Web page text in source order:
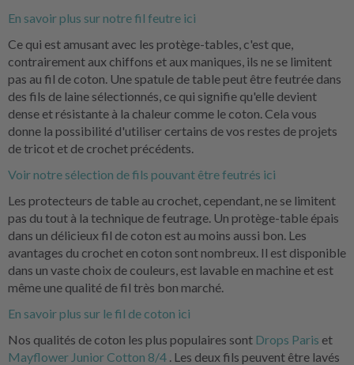
En savoir plus sur notre fil feutre ici
Ce qui est amusant avec les protège-tables, c'est que,
contrairement aux chiffons et aux maniques, ils ne se limitent
pas au fil de coton. Une spatule de table peut être feutrée dans
des fils de laine sélectionnés, ce qui signifie qu'elle devient
dense et résistante à la chaleur comme le coton. Cela vous
donne la possibilité d'utiliser certains de vos restes de projets
de tricot et de crochet précédents.
Voir notre sélection de fils pouvant être feutrés ici
Les protecteurs de table au crochet, cependant, ne se limitent
pas du tout à la technique de feutrage. Un protège-table épais
dans un délicieux fil de coton est au moins aussi bon. Les
avantages du crochet en coton sont nombreux. Il est disponible
dans un vaste choix de couleurs, est lavable en machine et est
même une qualité de fil très bon marché.
En savoir plus sur le fil de coton ici
Nos qualités de coton les plus populaires sont Drops Paris et
Mayflower Junior Cotton 8/4 . Les deux fils peuvent être lavés